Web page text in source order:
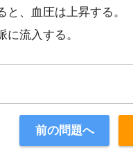
、血圧は上昇する。
流入する。
前の問題へ